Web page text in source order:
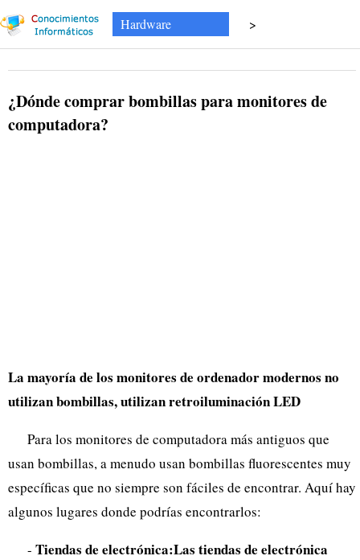
Hardware >
¿Dónde comprar bombillas para monitores de
computadora?
La mayoría de los monitores de ordenador modernos no
utilizan bombillas, utilizan retroiluminación LED
Para los monitores de computadora más antiguos que
usan bombillas, a menudo usan bombillas fluorescentes muy
específicas que no siempre son fáciles de encontrar. Aquí hay
algunos lugares donde podrías encontrarlos:
- Tiendas de electrónica:Las tiendas de electrónica